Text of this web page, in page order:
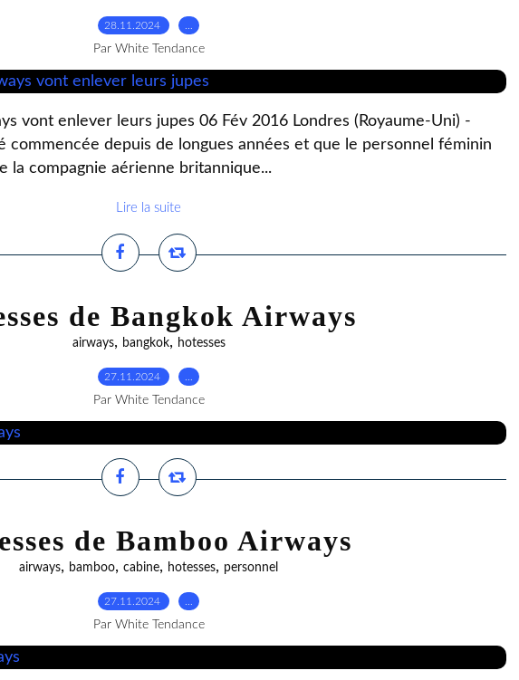
28.11.2024
Par White Tendance
vont enlever leurs jupes 06 Fév 2016 Londres (Royaume-Uni) -
commencée depuis de longues années et que le personnel féminin
la compagnie aérienne britannique...
Lire la suite
de Bangkok Airways
airways, bangkok, hotesses
27.11.2024
Par White Tendance
de Bamboo Airways
airways, bamboo, cabine, hotesses, personnel
27.11.2024
Par White Tendance